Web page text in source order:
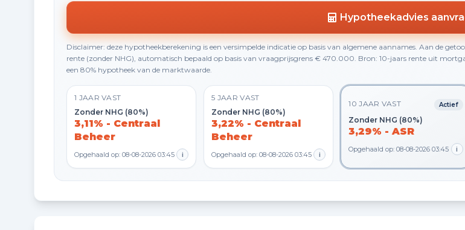
Hypotheekadvies
Disclaimer: deze hypotheekberekening is een versimpelde indicatie op basis van algemene aannames. Aan de
rente (zonder NHG), automatisch bepaald op basis van vraagprijsgrens € 470.000. Bron: 10-jaars rente uit
een 80% hypotheek van de marktwaarde.
1 JAAR VAST
Zonder NHG (80%)
3,11% - Centraal
Beheer
Opgehaald op: 08-08-2026 03:45 i
5 JAAR VAST
Zonder NHG (80%)
3,22% - Centraal
Beheer
Opgehaald op: 08-08-2026 03:45 i
10 JAAR VAST Actief
Zonder NHG (80%)
3,29% - ASR
Opgehaald op: 08-08-2026 03:45 i